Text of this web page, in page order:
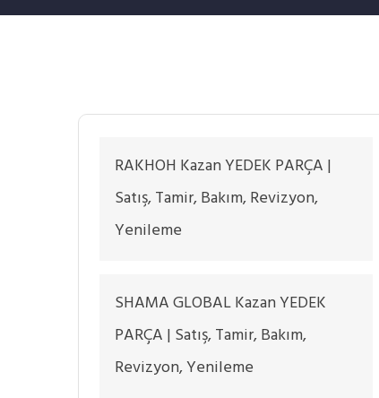
RAKHOH Kazan YEDEK PARÇA |
Satış, Tamir, Bakım, Revizyon,
Yenileme
SHAMA GLOBAL Kazan YEDEK
PARÇA | Satış, Tamir, Bakım,
Revizyon, Yenileme